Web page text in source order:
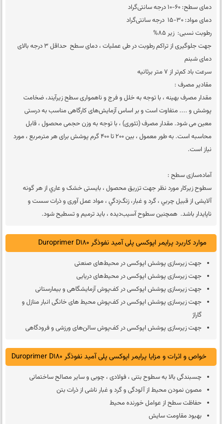
دمای سطح: 60-10 درجه سانتی‌گراد
دمای مواد: 30-15 درجه سانتی‌گراد
رطوبت نسبی: زیر 85%
جهت جلوگیری از تراکم رطوبت در طی عملیات ، دمای سطح حداقل 3 درجه بالای
دمای شبنم
سرعت باد کم‌تر از 7 متر برثانیه
مقادیر مصرف :
مقدار مصرف بهینه ، با توجه به خلل و فرج و ناهمواری سطح زیرآیند، ضخامت
پوشش و .... متفاوت است و بر اساس آزمایش‌های کارگاهی مناسب به درستی
معین می شود. مقدار مصرف (تئوری) ، با توجه به وزن حجمی محصول ، قابل
محاسبه است. به طور معمول ، بین 200 تا 400 گرم پوشش برای هر مترمربع ، مورد
نیاز است.
آماده‌سازی سطح :
سطوح زیرکار مورد نظر جهت تزريق محصول ، بايستی خشک و عاري از هر گونه
آلایشی از قبیل چربي ، گرد و غبار، زنگ‌زدگي ، مواد عمل آوری و ذرات سست و
ناپايدار باشد. همچنین سطوح آسیب‌دیده ، باید ترمیم و تسطیح شود.
موارد کاربرد پرایمر اپوکسی‌ پلی‌ آمید نفوذگر Duroprimer D180
جهت زیرسازی پوشش اپوکسی در محیط‌های صنعتی
جهت زیرسازی پوشش اپوکسی در محیط‌های دریایی
جهت زیرسازی پوشش اپوکسی در کف‌پوش آزمایشگاهی و بیمارستانی
جهت زیرسازی پوشش اپوکسی در کف‌پوش محیط های خانگی انبار منازل و
گاراژ
جهت زیرسازی پوشش اپوکسی در کف‎پوش سالن‌های ورزشی و فرودگاهی
خواص و اثرات و مزایا پرایمر اپوکسی‌ پلی‌ آمید نفوذگر Duroprimer D180
چسبندگی بالا به سطوح بتنی ، فولادی ، چوبی و سایر مصالح ساختمانی
مصون نمودن محیط از آلودگی و گرد و غبار ناشی از ذرات بتن
حفاظت سطح از عوامل خورنده محیط
بهبود مقاومت‌ سایش